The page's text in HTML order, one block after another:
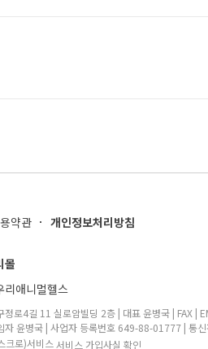
약관 개인정보처리방침
몰
리애니멀헬스
정로4길 11 실로암빌딩 2층 | 대표 윤병국 | FAX
자 윤병국 | 사업자 등록번호 649-88-01777 | 통
크로)서비스서비스 가입사실 확인